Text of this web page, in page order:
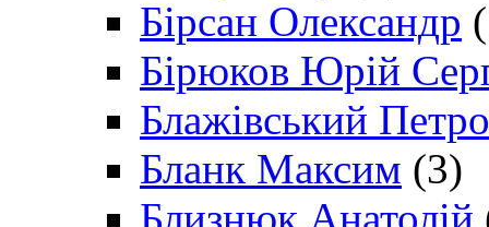
Бірсан Олександр
Бірюков Юрій
Блажівський Петро
Бланк Максим (3)
Близнюк Анатолій